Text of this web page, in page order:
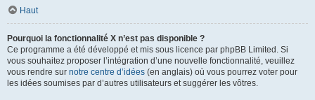
Haut
Pourquoi la fonctionnalité X n’est pas disponible ?
Ce programme a été développé et mis sous licence par phpBB Limited. Si
vous souhaitez proposer l’intégration d’une nouvelle fonctionnalité, veuillez
vous rendre sur notre centre d’idées (en anglais) où vous pourrez voter pour
les idées soumises par d’autres utilisateurs et suggérer les vôtres.